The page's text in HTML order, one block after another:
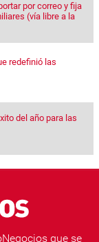
por correo y fija
(vía libre a la
redefinió las
del año para las
que se